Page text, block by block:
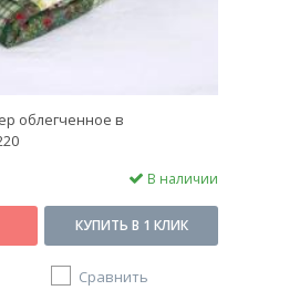
облегченное в
В наличии
КУПИТЬ В 1 КЛИК
Сравнить